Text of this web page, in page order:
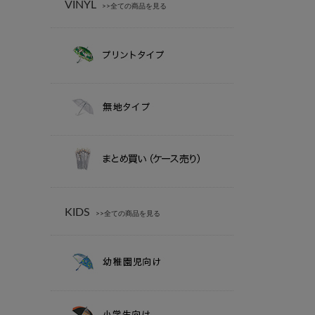
VINYL >>全ての商品を見る
KIDS >>全ての商品を見る